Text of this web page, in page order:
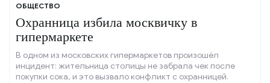
ОБЩЕСТВО
Охранница избила москвичку в
гипермаркете
В одном из московских гипермаркетов произошёл
инцидент: жительница столицы не забрала чек после
покупки сока, и это вызвало конфликт с охранницей.